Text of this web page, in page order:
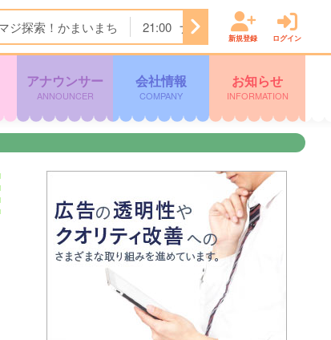
ジ探索！かまいまち 21:00 ナゾトレＭＡＸＸＸ
新規登録 ログイン
アナウンサー
ANNOUNCER
会社情報
COMPANY
お知らせ
INFORMATION